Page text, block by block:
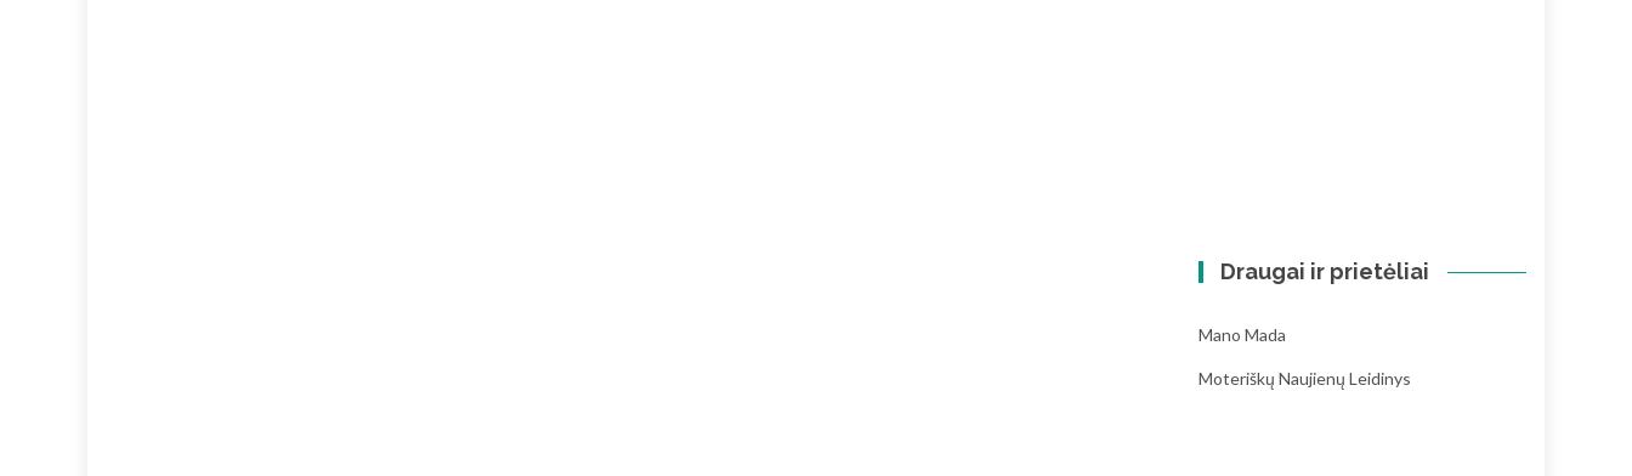
Draugai ir prietėliai
Mano Mada
Moteriškų Naujienų Leidinys